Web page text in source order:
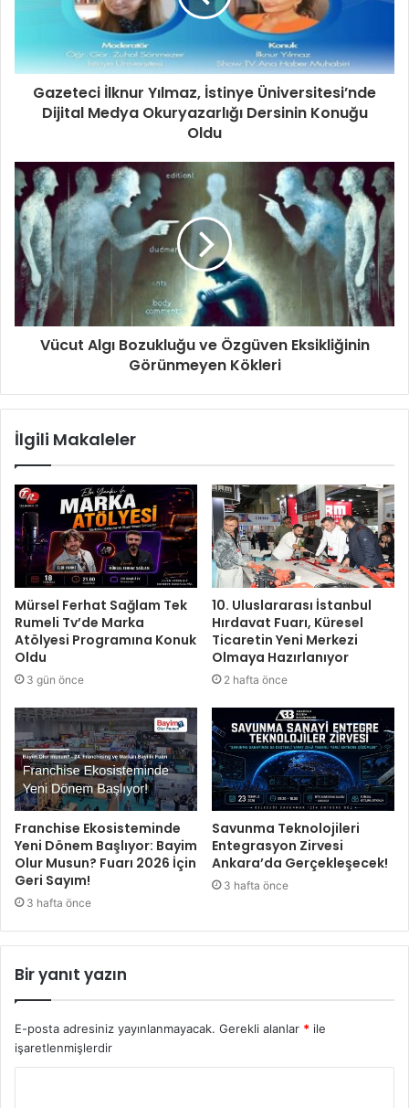
Gazeteci İlknur Yılmaz, İstinye Üniversitesi’nde
Dijital Medya Okuryazarlığı Dersinin Konuğu
Oldu
Vücut Algı Bozukluğu ve Özgüven Eksikliğinin
Görünmeyen Kökleri
İlgili Makaleler
Mürsel Ferhat Sağlam Tek
Rumeli Tv’de Marka
Atölyesi Programına Konuk
Oldu
3 gün önce
10. Uluslararası İstanbul
Hırdavat Fuarı, Küresel
Ticaretin Yeni Merkezi
Olmaya Hazırlanıyor
2 hafta önce
Franchise Ekosisteminde
Yeni Dönem Başlıyor: Bayim
Olur Musun? Fuarı 2026 İçin
Geri Sayım!
3 hafta önce
Savunma Teknolojileri
Entegrasyon Zirvesi
Ankara’da Gerçekleşecek!
3 hafta önce
Bir yanıt yazın
E-posta adresiniz yayınlanmayacak. Gerekli alanlar * ile
işaretlenmişlerdir